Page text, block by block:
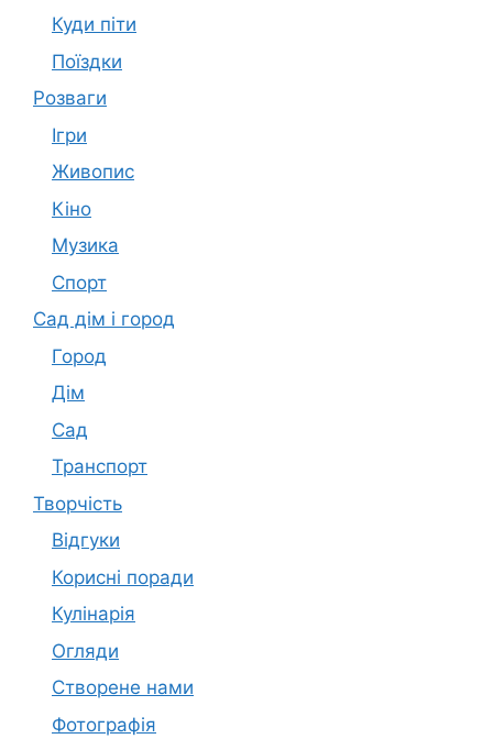
Куди піти
Поїздки
Розваги
Ігри
Живопис
Кіно
Музика
Спорт
Сад дім і город
Город
Дім
Сад
Транспорт
Творчість
Відгуки
Корисні поради
Кулінарія
Огляди
Створене нами
Фотографія